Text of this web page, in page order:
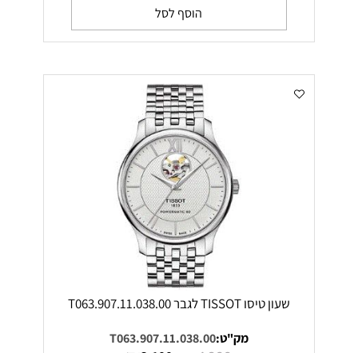
הוסף לסל
שעון טיסו TISSOT לגבר T063.907.11.038.00
מק"ט:T063.907.11.038.00